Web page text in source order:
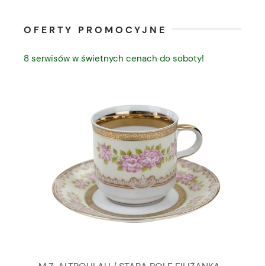
OFERTY PROMOCYJNE
8 serwisów w świetnych cenach do soboty!